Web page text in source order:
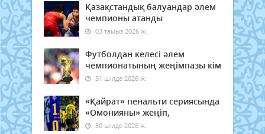
Қазақстандық балуандар әлем
чемпионы атанды
03 тамыз 2026 ж.
Футболдан келесі әлем
чемпионатының жеңімпазы кім
31 шілде 2026 ж.
«Қайрат» пенальти сериясында
«Омонияны» жеңіп,
30 шілде 2026 ж.